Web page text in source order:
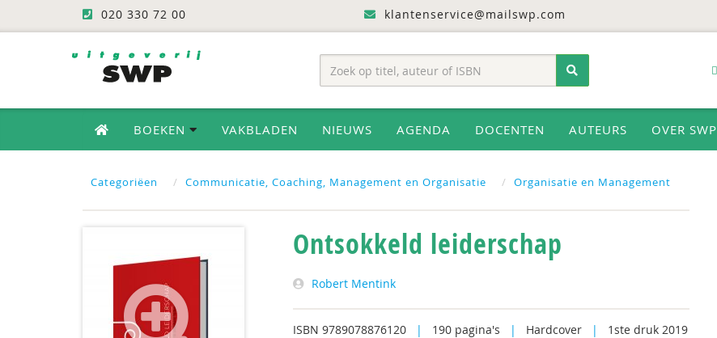
020 330 72 00 klantenservice@mailswp.com
BOEKEN VAKBLADEN NIEUWS AGENDA DOCENTEN AUTEURS OVER SWP
Categoriëen Communicatie, Coaching, Management en Organisatie Organisatie en Management
Ontsokkeld leiderschap
Robert Mentink
ISBN 9789078876120 | 190 pagina's | Hardcover | 1ste druk 2019